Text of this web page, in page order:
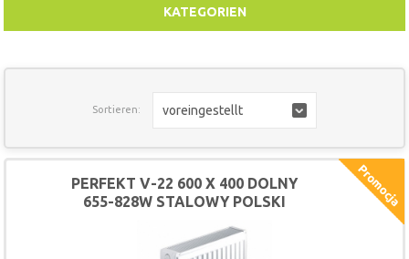
KATEGORIEN
Sortieren: voreingestellt
PERFEKT V-22 600 X 400 DOLNY
655-828W STALOWY POLSKI